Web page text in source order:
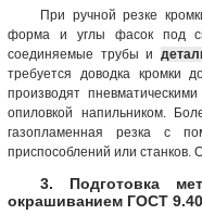
При ручной резке
форма и углы фасок под
соединяемые трубы и
требуется доводка кромки
производят
опиловкой напильником.
газопламенная резка с
приспособлений или станков.
3. Подготовка
окрашиванием ГОСТ